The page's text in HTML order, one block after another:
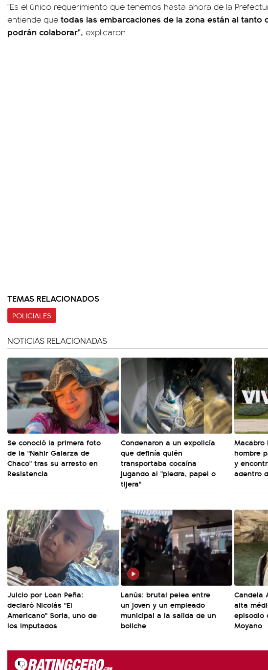
"Es el único requerimiento que tenemos hasta ahora de la
entiende que todas las embarcaciones de la zona están al tanto
podrán colaborar", explicaron.
TEMAS RELACIONADOS
POLICIALES
NOTICIAS RELACIONADAS
Se conoció la primera foto
de la "Nahir Galarza de
Chaco" tras su arresto en
Resistencia
Condenaron a un expolicía
que definía quién
transportaba cocaína
jugando al "piedra, papel o
tijera"
Macabro
hombre
y
adentro
Juicio por Loan Peña:
declaró Nicolás "El
Americano" Soria, uno de
los imputados
Lanús: brutal pelea entre
un joven y un empleado
municipal a la salida de un
boliche
Candela
alta
episodio
Moyano